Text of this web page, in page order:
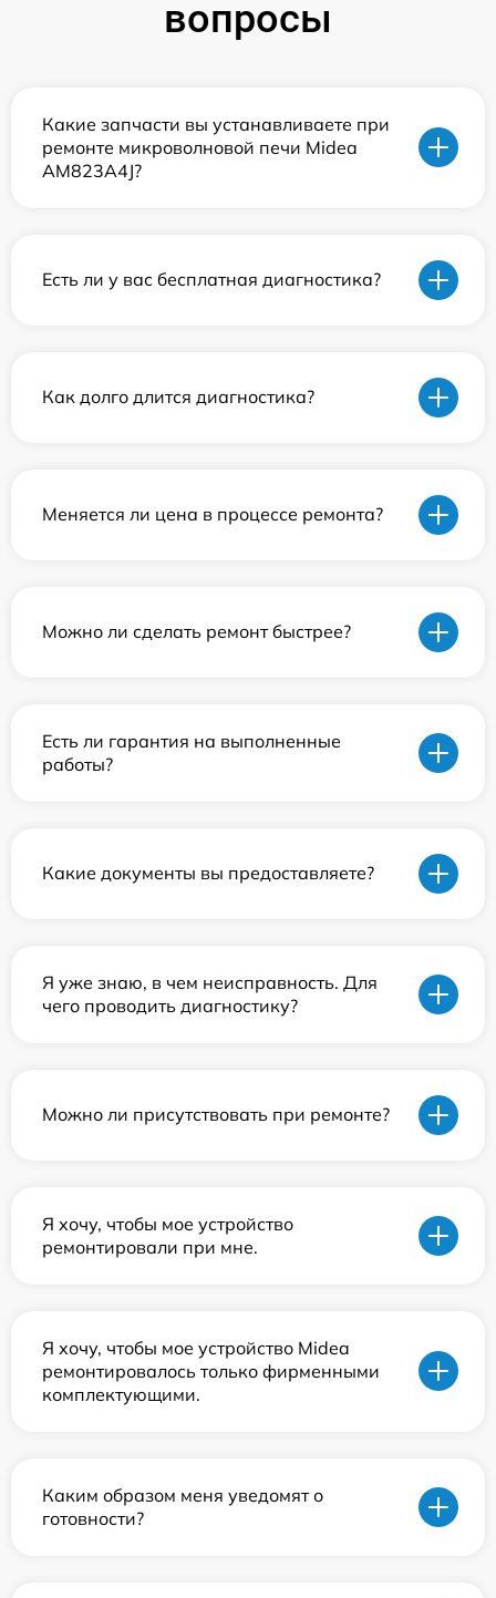
вопросы
Какие запчасти вы устанавливаете при
ремонте микроволновой печи Midea
AM823A4J?
Есть ли у вас бесплатная диагностика?
Как долго длится диагностика?
Меняется ли цена в процессе ремонта?
Можно ли сделать ремонт быстрее?
Есть ли гарантия на выполненные
работы?
Какие документы вы предоставляете?
Я уже знаю, в чем неисправность. Для
чего проводить диагностику?
Можно ли присутствовать при ремонте?
Я хочу, чтобы мое устройство
ремонтировали при мне.
Я хочу, чтобы мое устройство Midea
ремонтировалось только фирменными
комплектующими.
Каким образом меня уведомят о
готовности?